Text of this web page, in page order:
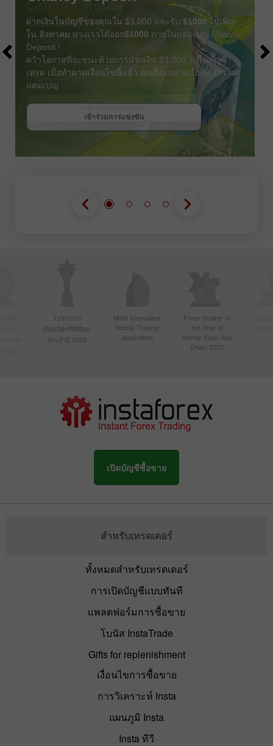
ฝากเงินในบัญชีของคุณใน $3,000 และรับ $1000ไปเพิ่ม!
ใน สิงหาคม ทางเราได้ออก$1000 ภายในแคมเปญ Chancy
Deposit !
คว้าโอกาสที่จะชนะด้วยการฝากเงิน $3,000 ไปในบัญชี
เทรด เมื่อทำตามเงื่อนไขนี้แล้ว คุณก็จะกลายเป็นผู้เข้าร่วม
แคมเปญ
เข้าร่วมการแข่งขัน
โปรแกรม
พันธมิตรที่ดีที่สุด
ประจำปี 2020
Most Innovative
Mobile Trading
Application
Forex Broker of
the Year at
Money Expo Abu
Dhabi 2025
เปิดบัญชีซื้อขาย
สำหรับเทรดเดอร์
ทั้งหมดสำหรับเทรดเดอร์
การเปิดบัญชีแบบทันที
แพลตฟอร์มการซื้อขาย
โบนัส InstaTrade
Gifts for replenishment
เงื่อนไขการซื้อขาย
การวิเคราะห์ Insta
แผนภูมิ Insta
Insta ทีวี